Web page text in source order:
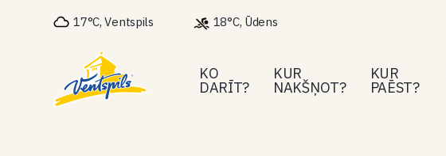
17°C, Ventspils 18°C, Ūdens
KO
DARĪT?
KUR
NAKŠŅOT?
KUR
PAĒST?